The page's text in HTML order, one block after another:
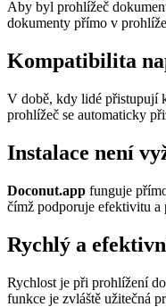
Aby byl prohlížeč
dokumenty přímo v
Kompatibilita
V době, kdy lidé přistupují
prohlížeč se automaticky
Instalace není
Doconut.app funguje
čímž podporuje efektivitu a
Rychlý a
Rychlost je při prohlížení
funkce je zvláště užitečná